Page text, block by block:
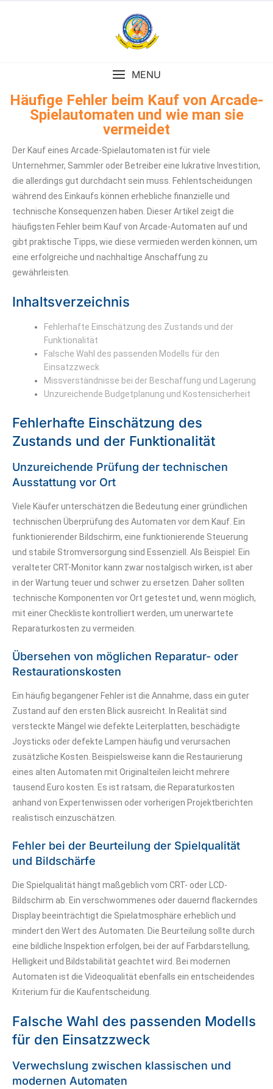
MENU
Häufige Fehler beim Kauf von Arcade-
Spielautomaten und wie man sie
vermeidet
Der Kauf eines Arcade-Spielautomaten ist für viele
Unternehmer, Sammler oder Betreiber eine lukrative Investition,
die allerdings gut durchdacht sein muss. Fehlentscheidungen
während des Einkaufs können erhebliche finanzielle und
technische Konsequenzen haben. Dieser Artikel zeigt die
häufigsten Fehler beim Kauf von Arcade-Automaten auf und
gibt praktische Tipps, wie diese vermieden werden können, um
eine erfolgreiche und nachhaltige Anschaffung zu
gewährleisten.
Inhaltsverzeichnis
Fehlerhafte Einschätzung des Zustands und der
Funktionalität
Falsche Wahl des passenden Modells für den
Einsatzzweck
Missverständnisse bei der Beschaffung und Lagerung
Unzureichende Budgetplanung und Kostensicherheit
Fehlerhafte Einschätzung des
Zustands und der Funktionalität
Unzureichende Prüfung der technischen
Ausstattung vor Ort
Viele Käufer unterschätzen die Bedeutung einer gründlichen
technischen Überprüfung des Automaten vor dem Kauf. Ein
funktionierender Bildschirm, eine funktionierende Steuerung
und stabile Stromversorgung sind Essenziell. Als Beispiel: Ein
veralteter CRT-Monitor kann zwar nostalgisch wirken, ist aber
in der Wartung teuer und schwer zu ersetzen. Daher sollten
technische Komponenten vor Ort getestet und, wenn möglich,
mit einer Checkliste kontrolliert werden, um unerwartete
Reparaturkosten zu vermeiden.
Übersehen von möglichen Reparatur- oder
Restaurationskosten
Ein häufig begangener Fehler ist die Annahme, dass ein guter
Zustand auf den ersten Blick ausreicht. In Realität sind
versteckte Mängel wie defekte Leiterplatten, beschädigte
Joysticks oder defekte Lampen häufig und verursachen
zusätzliche Kosten. Beispielsweise kann die Restaurierung
eines alten Automaten mit Originalteilen leicht mehrere
tausend Euro kosten. Es ist ratsam, die Reparaturkosten
anhand von Expertenwissen oder vorherigen Projektberichten
realistisch einzuschätzen.
Fehler bei der Beurteilung der Spielqualität
und Bildschärfe
Die Spielqualität hängt maßgeblich vom CRT- oder LCD-
Bildschirm ab. Ein verschwommenes oder dauernd flackerndes
Display beeinträchtigt die Spielatmosphäre erheblich und
mindert den Wert des Automaten. Die Beurteilung sollte durch
eine bildliche Inspektion erfolgen, bei der auf Farbdarstellung,
Helligkeit und Bildstabilität geachtet wird. Bei modernen
Automaten ist die Videoqualität ebenfalls ein entscheidendes
Kriterium für die Kaufentscheidung.
Falsche Wahl des passenden Modells
für den Einsatzzweck
Verwechslung zwischen klassischen und
modernen Automaten